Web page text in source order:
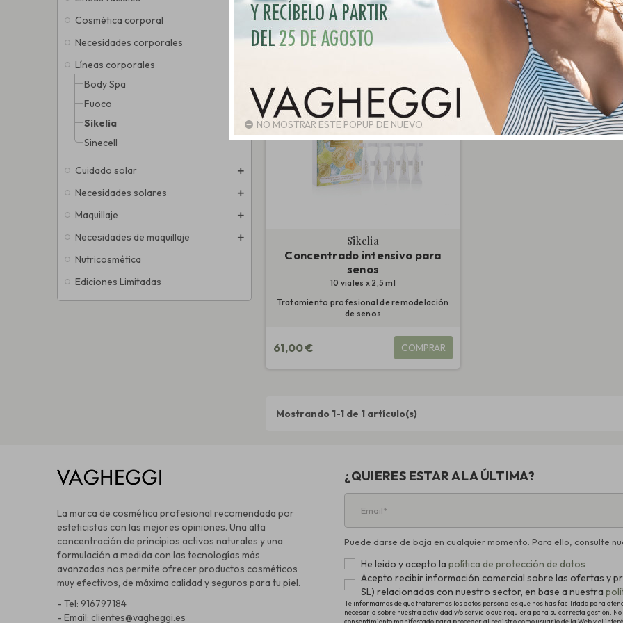
Cosmética corporal
Necesidades corporales
Líneas corporales
Body Spa
Fuoco
Sikelia
Sinecell
Cuidado solar
Necesidades solares
Maquillaje
Necesidades de maquillaje
Nutricosmética
Ediciones Limitadas
Precio: de más
Sikelia
Concentrado intensivo para
senos
10 viales x 2,5 ml
Tratamiento profesional de remodelación
de senos
61,00 € COMPRAR
Mostrando 1-1 de 1 artículo(s)
La marca de cosmética profesional recomendada por
esteticistas con las mejores opiniones. Una alta
concentración de principios activos naturales y una
formulación a medida con las tecnologías más
avanzadas nos permite ofrecer productos cosméticos
muy efectivos, de máxima calidad y seguros para tu piel.
- Tel: 916797184
- Email: clientes@vagheggi.es
¿QUIERES ESTAR A LA ÚLTIMA?
Puede darse de baja en cualquier momento. Para ello, consulte
He leido y acepto la política de protección de datos
Acepto recibir información comercial sobre las ofertas y
SL) relacionadas con nuestro sector, en base a nuestra
Te informamos de que trataremos los datos personales que nos has facilitado para
necesaria sobre nuestra actividad y/o servicio que requiera para su correcta gestión.
consentimiento manifestado para proceder al registro como usuario de la Web y el
NO MOSTRAR ESTE POPUP DE NUEVO.